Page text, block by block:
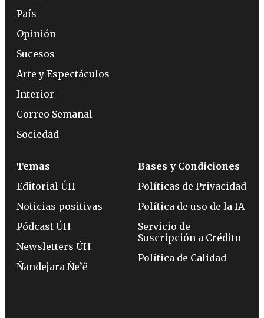
País
Opinión
Sucesos
Arte y Espectáculos
Interior
Correo Semanal
Sociedad
Temas
Editorial ÚH
Noticias positivas
Pódcast ÚH
Newsletters ÚH
Ñandejara Ñe’ẽ
Bases y Condiciones
Políticas de Privacidad
Política de uso de la IA
Servicio de
Suscripción a Crédito
Política de Calidad